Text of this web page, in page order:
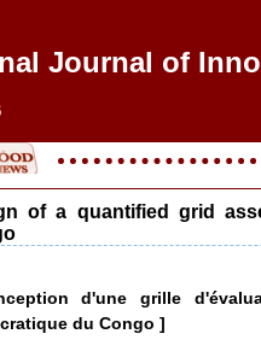
Journal of
of a quantified grid
d'une grille
du Congo ]